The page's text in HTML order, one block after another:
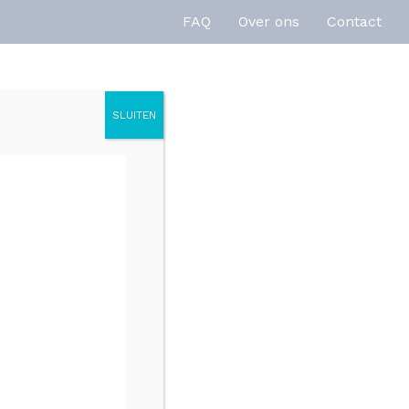
FAQ Over ons Contact
120cm
SLUITEN